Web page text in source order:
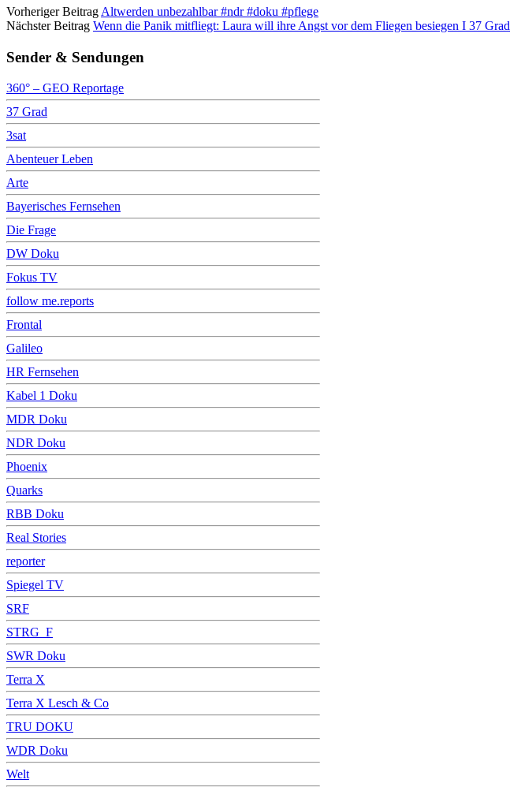
Vorheriger Beitrag Altwerden unbezahlbar #ndr #doku #pflege
Nächster Beitrag Wenn die Panik mitfliegt: Laura will ihre Angst vor dem Fliegen besiegen I 37 Grad
Sender & Sendungen
360° – GEO Reportage
37 Grad
3sat
Abenteuer Leben
Arte
Bayerisches Fernsehen
Die Frage
DW Doku
Fokus TV
follow me.reports
Frontal
Galileo
HR Fernsehen
Kabel 1 Doku
MDR Doku
NDR Doku
Phoenix
Quarks
RBB Doku
Real Stories
reporter
Spiegel TV
SRF
STRG_F
SWR Doku
Terra X
Terra X Lesch & Co
TRU DOKU
WDR Doku
Welt